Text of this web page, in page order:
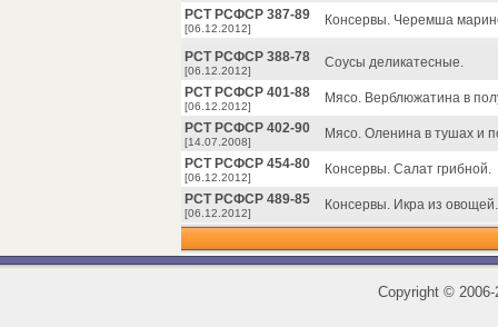
РСТ РСФСР 387-89
[06.12.2012]
Консервы. Черемша
РСТ РСФСР 388-78
[06.12.2012]
Соусы деликатесные.
РСТ РСФСР 401-88
[06.12.2012]
Мясо. Верблюжатина в
РСТ РСФСР 402-90
[14.07.2008]
Мясо. Оленина в тушах и
РСТ РСФСР 454-80
[06.12.2012]
Консервы. Салат грибной.
РСТ РСФСР 489-85
[06.12.2012]
Консервы. Икра из
Copyright ©